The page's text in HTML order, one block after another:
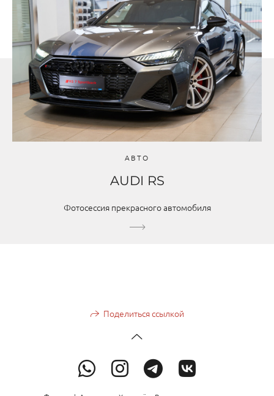
АВТО
AUDI RS
Фотосессия прекрасного автомобиля
Поделиться ссылкой